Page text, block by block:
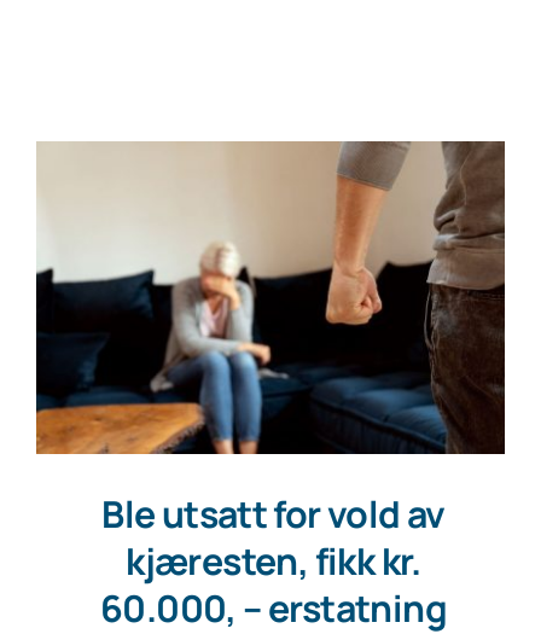
Ble utsatt for vold av
kjæresten, fikk kr.
60.000, – erstatning